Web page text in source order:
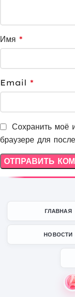
Имя *
Email *
Сохранить моё
браузере для
ГЛАВНАЯ
НОВОСТИ